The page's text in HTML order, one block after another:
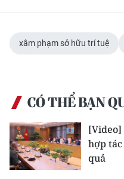
E-Magazine
Video
Media Kinh tế
Media Văn hóa
Media Xã hội
Media Pháp luật
xâm phạm sở hữu trí tuệ
CÓ THỂ BẠN
[Video]
hợp
quả